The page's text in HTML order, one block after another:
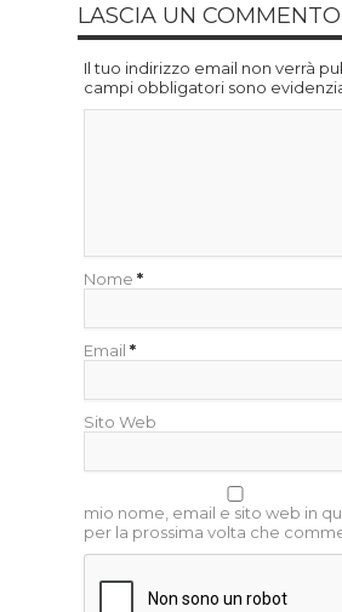
LASCIA UN COMMENTO
Il tuo indirizzo email non verrà
campi obbligatori sono
Nome *
Email *
Sito Web
mio nome, email e sito web in
per la prossima volta che